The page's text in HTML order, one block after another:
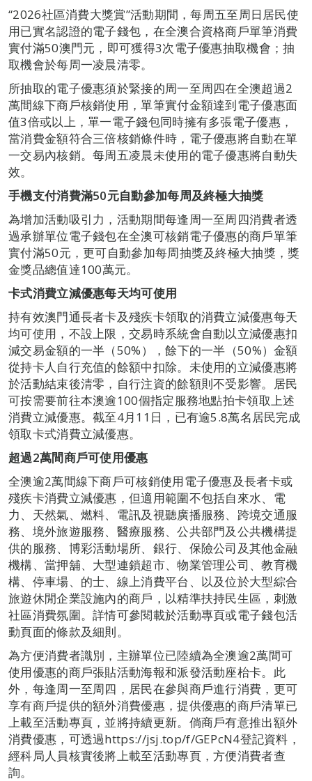
“2026社區消費大獎賞”活動期間，每周五至周日居民使
用已實名認證的電子錢包，在全澳合資格商戶單筆消費
實付滿50澳門元，即可獲得3次電子優惠抽取機會；抽
取機會於每周一凌晨清零。
所抽取的電子優惠須於緊接的周一至周四在全澳超過2
萬間線下商戶核銷使用，單筆實付金額達到電子優惠面
值3倍或以上，單一電子錢包同時擁有多張電子優惠，
當消費金額符合三倍核銷條件時，電子優惠將自動在單
一交易內核銷。每周五凌晨未使用的電子優惠將自動失
效。
手機支付消費滿50元自動參加每周及終極大抽獎
為增加活動吸引力，活動期間每逢周一至周四消費者透
過承辦單位電子錢包在全澳可核銷電子優惠的商戶單筆
實付滿50元，更可自動參加每周抽獎及終極大抽獎，獎
金獎品總值達100萬元。
卡式消費立減優惠每天均可使用
持有效澳門通長者卡及殘疾卡領取的消費立減優惠每天
均可使用，不設上限，交易時系統會自動以立減優惠扣
減交易金額的一半（50%），餘下的一半（50%）金額
從持卡人自行充值的餘額中扣除。未使用的立減優惠將
於活動結束後清零，自行注資的餘額則不受影響。居民
可按需要前往本澳逾100個指定服務地點拍卡領取上述
消費立減優惠。截至4月11日，已有逾5.8萬名居民完成
領取卡式消費立減優惠。
超過2萬間商戶可使用優惠
全澳逾2萬間線下商戶可核銷使用電子優惠及長者卡或
殘疾卡消費立減優惠，但適用範圍不包括自來水、電
力、天然氣、燃料、電訊及視聽廣播服務、跨境交通服
務、境外旅遊服務、醫療服務、公共部門及公共機構提
供的服務、博彩活動場所、銀行、保險公司及其他金融
機構、當押舖、大型連鎖超市、物業管理公司、教育機
構、停車場、的士、線上消費平台、以及位於大型綜合
旅遊休閒企業設施內的商戶，以精準扶持民生區，刺激
社區消費氛圍。詳情可參閱載於活動專頁或電子錢包活
動頁面的條款及細則。
為方便消費者識別，主辦單位已陸續為全澳逾2萬間可
使用優惠的商戶張貼活動海報和派發活動座枱卡。此
外，每逢周一至周四，居民在參與商戶進行消費，更可
享有商戶提供的額外消費優惠，提供優惠的商戶清單已
上載至活動專頁，並將持續更新。倘商戶有意推出額外
消費優惠，可透過https://jsj.top/f/GEPcN4登記資料，
經科局人員核實後將上載至活動專頁，方便消費者查
詢。